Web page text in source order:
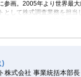
参画。2005年より世界最
として株式調査業務を担当
リートは見た! 」は年間
トセラーとなった『世界中
済新報社)と『一流の育て
)
株式会社 事業統括本部